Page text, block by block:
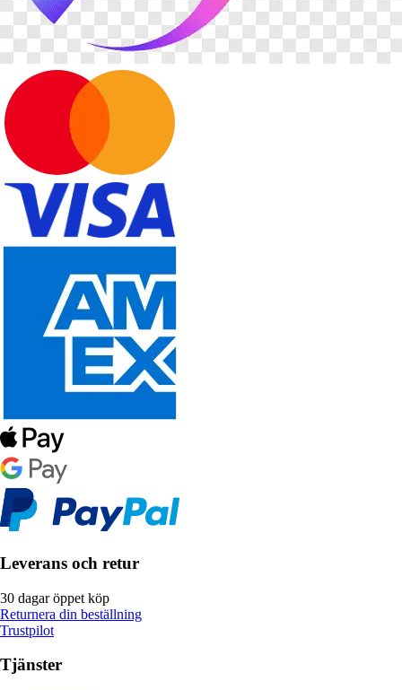
Leverans och retur
30 dagar öppet köp
Returnera din beställning
Trustpilot
Tjänster